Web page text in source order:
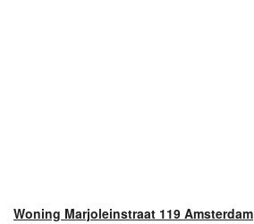
Woning Marjoleinstraat 119 Amsterdam